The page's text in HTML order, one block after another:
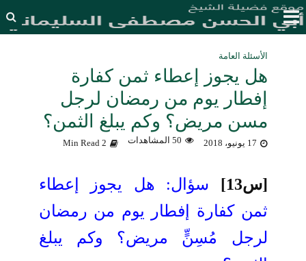
الأسئلة العامة
هل يجوز إعطاء ثمن كفارة
إفطار يوم من رمضان لرجل
مسن مريض؟ وكم يبلغ الثمن؟
17 يونيو، 2018 50 المشاهدات 2 Min Read
[س13]
سؤال: هل يجوز إعطاء
ثمن كفارة إفطار يوم من رمضان
لرجل مُسِنٍّ مريض؟ وكم يبلغ